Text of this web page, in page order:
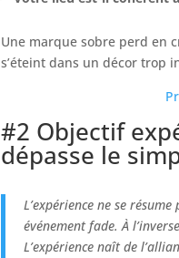
Une marque sobre perd en
s’éteint dans un décor trop
#2 Objectif
dépasse le
L’expérience ne se
événement fade. À
L’expérience naît de